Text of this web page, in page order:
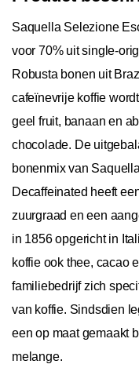
Saquella Selezione
voor 70% uit single-
Robusta bonen uit
cafeïnevrije koffie
geel fruit, banaan en
chocolade. De
bonenmix van
Decaffeinated heeft
zuurgraad en een
in 1856 opgericht in
koffie ook thee, cacao
familiebedrijf zich
van koffie. Sindsdien
een op maat gemaakt
melange.